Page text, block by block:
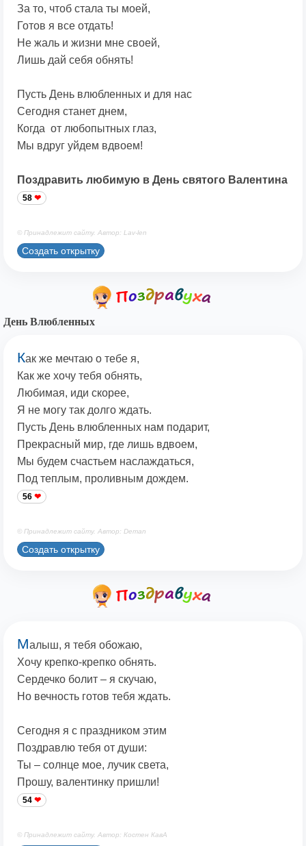
За то, чтоб стала ты моей,
Готов я все отдать!
Не жаль и жизни мне своей,
Лишь дай себя обнять!
Пусть День влюбленных и для нас
Сегодня станет днем,
Когда от любопытных глаз,
Мы вдруг уйдем вдвоем!
Поздравить любимую в День святого Валентина
58
© Принадлежит сайту. Автор: Lav-len
Создать открытку
День Влюбленных
Как же мечтаю о тебе я,
Как же хочу тебя обнять,
Любимая, иди скорее,
Я не могу так долго ждать.
Пусть День влюбленных нам подарит,
Прекрасный мир, где лишь вдвоем,
Мы будем счастьем наслаждаться,
Под теплым, проливным дождем.
56
© Принадлежит сайту. Автор: Deman
Создать открытку
Малыш, я тебя обожаю,
Хочу крепко-крепко обнять.
Сердечко болит – я скучаю,
Но вечность готов тебя ждать.
Сегодня я с праздником этим
Поздравлю тебя от души:
Ты – солнце мое, лучик света,
Прошу, валентинку пришли!
54
© Принадлежит сайту. Автор: Костен КавА